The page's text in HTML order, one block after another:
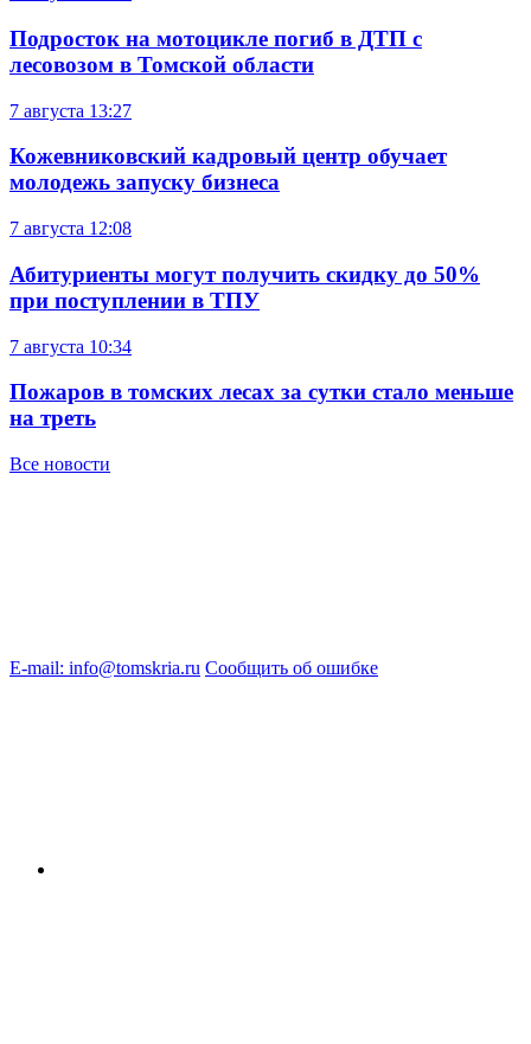
Подросток на мотоцикле погиб в ДТП с
лесовозом в Томской области
7 августа 13:27
Кожевниковский кадровый центр обучает
молодежь запуску бизнеса
7 августа 12:08
Абитуриенты могут получить скидку до 50%
при поступлении в ТПУ
7 августа 10:34
Пожаров в томских лесах за сутки стало меньше
на треть
Все новости
E-mail: info@tomskria.ru Сообщить об ошибке